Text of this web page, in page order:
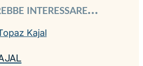
interessare…